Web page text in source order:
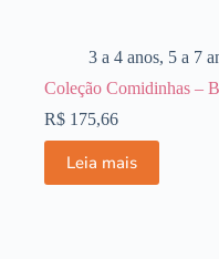
3 a 4 anos, 5 a 7
Coleção Comidinhas –
R$ 175,66
Leia mais